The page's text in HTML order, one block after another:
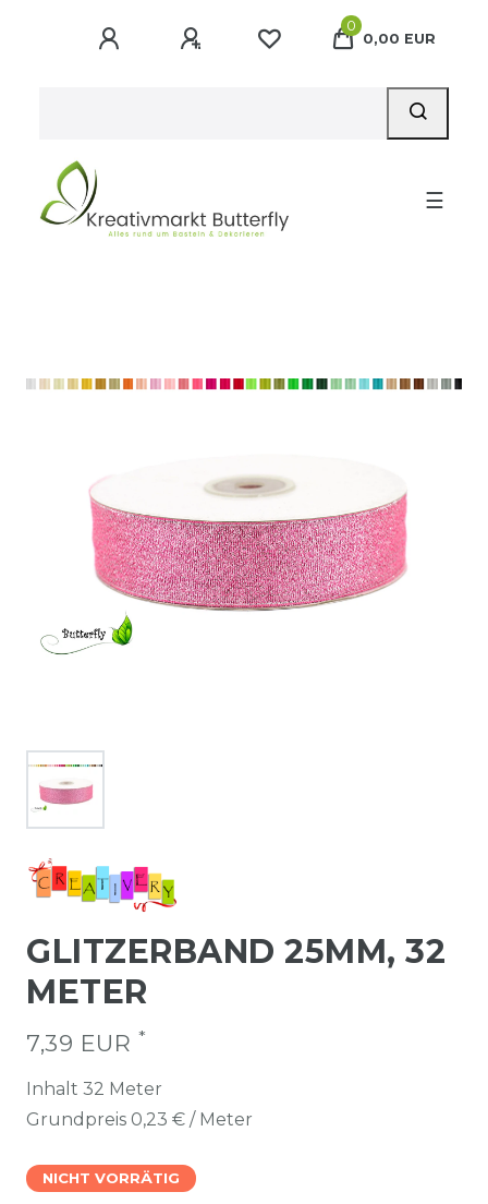
0
0,00 EUR
☰
GLITZERBAND 25MM, 32
METER
7,39 EUR *
Inhalt 32 Meter
Grundpreis 0,23 € / Meter
NICHT VORRÄTIG